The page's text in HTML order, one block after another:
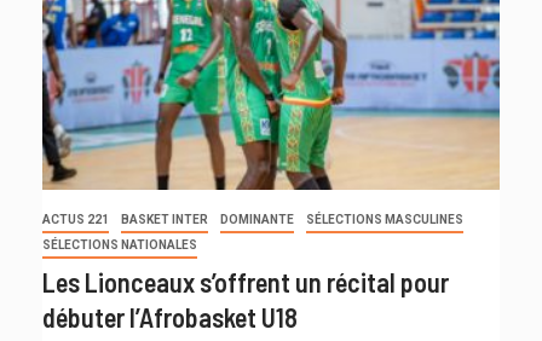
ACTUS 221 BASKET INTER DOMINANTE
SÉLECTIONS MASCULINES
SÉLECTIONS NATIONALES
Les Lionceaux s’offrent un récital pour
débuter l’Afrobasket U18